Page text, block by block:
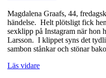
Magdalena Graafs, 44,
händelse. Helt plötsligt fick
sexklipp på Instagram när hon
Larsson. I klippet syns det
sambon stånkar och stönar
Läs vidare